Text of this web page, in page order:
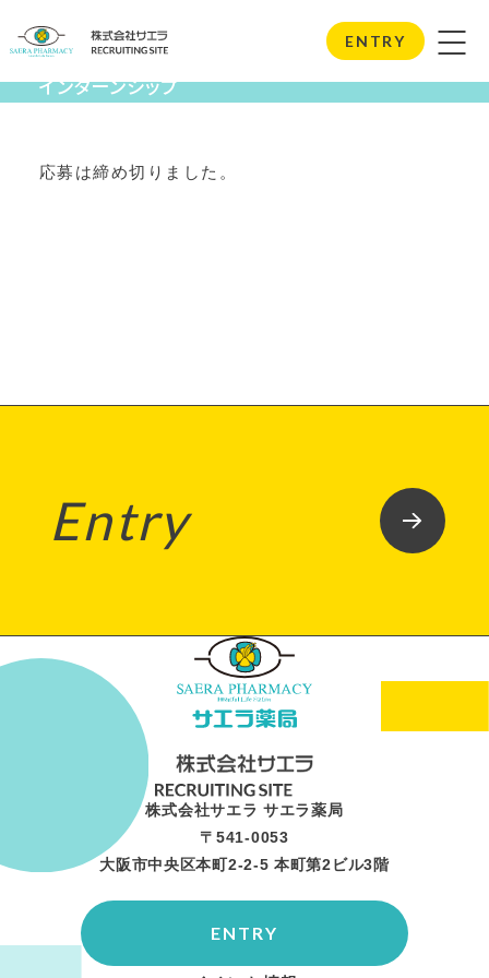
ENTRY
Internship
インターンシップ
応募は締め切りました。
Entry
株式会社サエラ サエラ薬局
〒541-0053
大阪市中央区本町2-2-5 本町第2ビル3階
ENTRY